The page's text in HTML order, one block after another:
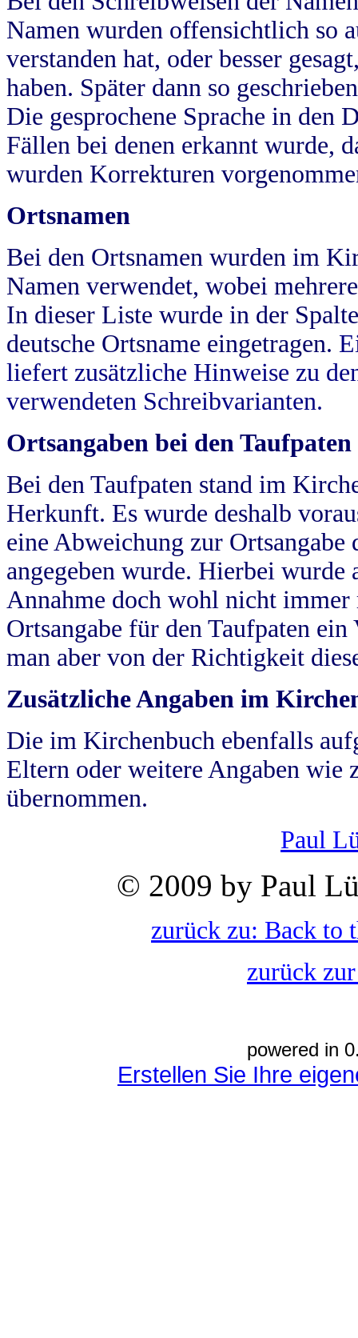
Namen wurden offensichtlich so
verstanden hat, oder besser
haben. Später dann so
Die gesprochene Sprache in
Fällen bei denen erkannt wurde,
wurden Korrekturen
Ortsnamen
Bei den Ortsnamen wurden im
Namen verwendet, wobei
In dieser Liste wurde in der
deutsche Ortsname eingetragen.
liefert zusätzliche Hinweise zu
verwendeten Schreibvarianten.
Ortsangaben bei den Taufpaten
Bei den Taufpaten stand im
Herkunft. Es wurde deshalb
eine Abweichung zur
angegeben wurde. Hierbei wurde
Annahme doch wohl nicht
Ortsangabe für den Taufpaten
man aber von der Richtigkeit
Zusätzliche Angaben im
Die im Kirchenbuch ebenfalls
Eltern oder weitere Angaben wie
übernommen.
Paul
© 2009 by Paul
zurück zu: Back to
zurück
powered in
Erstellen Sie Ihre